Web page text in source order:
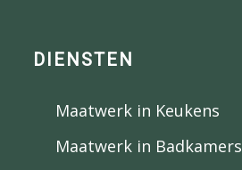
DIENSTEN
Maatwerk in Keukens
Maatwerk in Badkamers